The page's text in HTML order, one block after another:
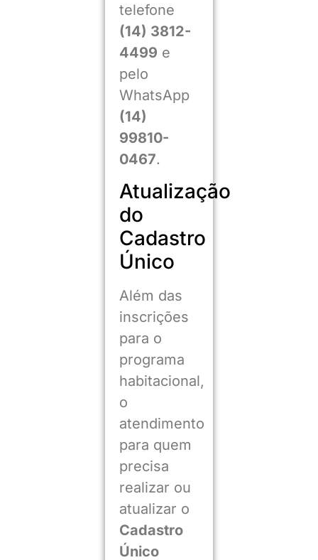
telefone
(14) 3812-
4499 e
pelo
WhatsApp
(14)
99810-
0467.
Atualização
do
Cadastro
Único
Além das
inscrições
para o
programa
habitacional,
o
atendimento
para quem
precisa
realizar ou
atualizar o
Cadastro
Único